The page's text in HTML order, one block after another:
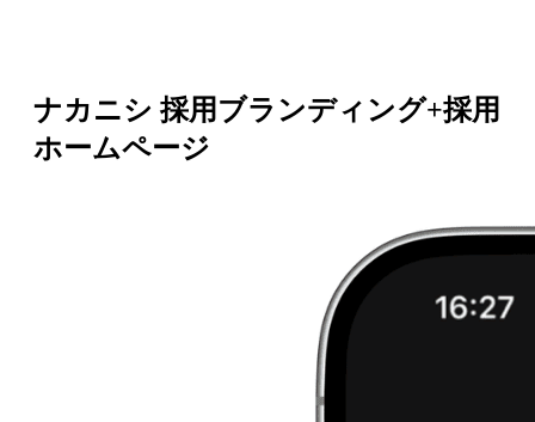
ナカニシ 採用ブランディング+採用
ホームページ